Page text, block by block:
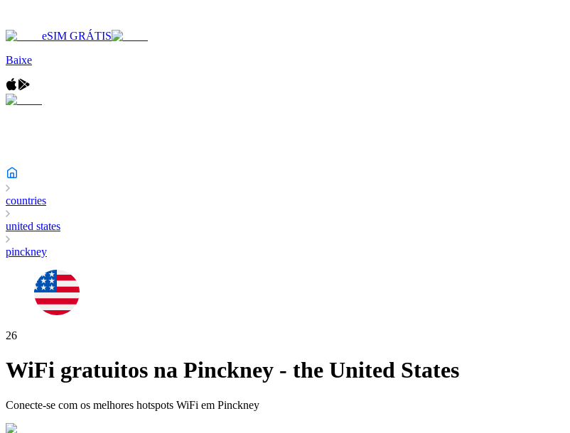
eSIM GRÁTIS
Baixe
countries
united states
pinckney
26
WiFi gratuitos na Pinckney - the United States
Conecte-se com os melhores hotspots WiFi em Pinckney